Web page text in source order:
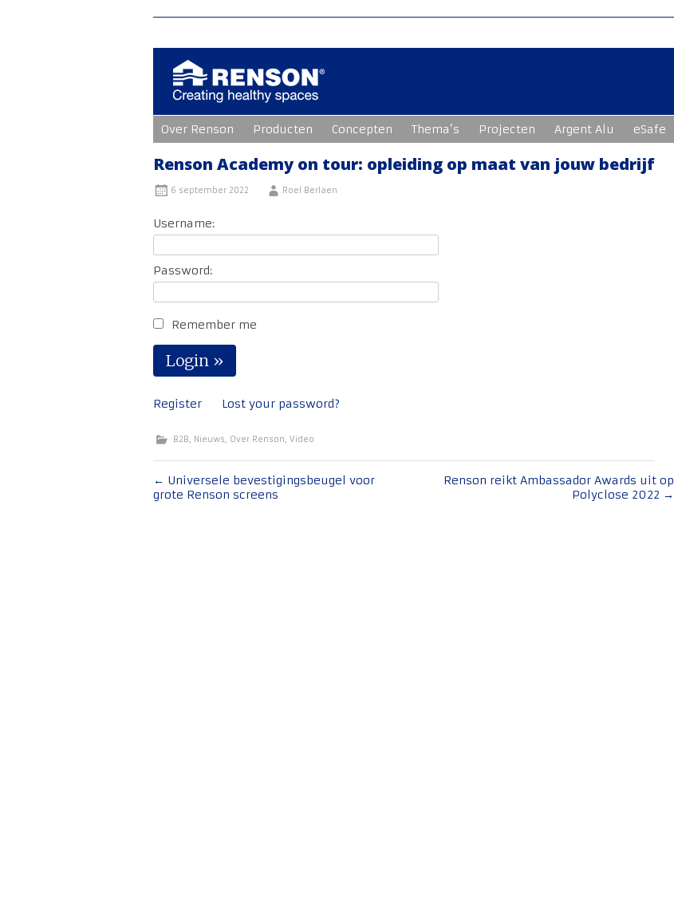
naar
de
inhoud
Over Renson Producten Concepten Thema’s Projecten Argent Alu eSafe
Renson Academy on tour: opleiding op maat van jouw bedrijf
6 september 2022 Roel Berlaen
Username:
Password:
Remember me
Register Lost your password?
B2B, Nieuws, Over Renson, Video
Bericht
navigatie
← Universele bevestigingsbeugel voor
grote Renson screens
Renson reikt Ambassador Awards uit op
Polyclose 2022 →